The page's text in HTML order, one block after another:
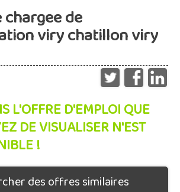
de
viry chatillon viry
L'OFFRE D'EMPLOI QUE
DE VISUALISER N'EST
!
des offres similaires